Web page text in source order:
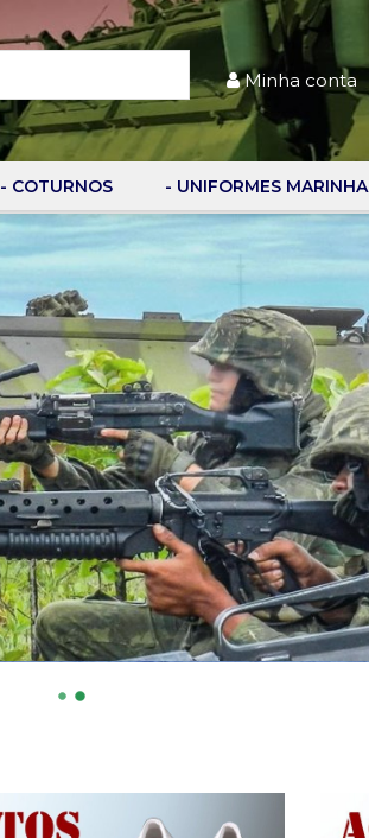
Minha conta
- COTURNOS - UNIFORMES MARINHA